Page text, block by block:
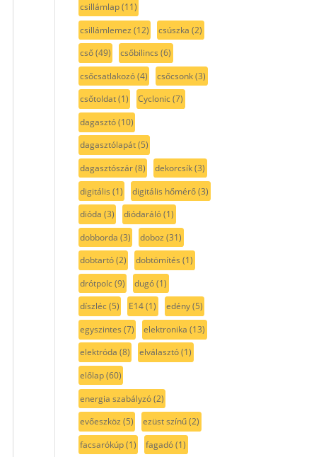
csillámlap(11)
csillámlemez (12) csúszka (2)
cső(49) csőbilincs (6)
csőcsatlakozó(4) csőcsonk(3)
csőtoldat(1) Cyclonic(7)
dagasztó(10)
dagasztólapát(5)
dagasztószár(8) dekorcsík(3)
digitális (1) digitális hőmérő(3)
dióda (3) diódaráló(1)
dobborda (3) doboz (31)
dobtartó(2) dobtömítés (1)
drótpolc(9) dugó(1)
díszléc(5) E14(1) edény(5)
egyszintes (7) elektronika (13)
elektróda (8) elválasztó(1)
előlap(60)
energia szabályzó(2)
evőeszköz (5) ezüst színű(2)
facsarókúp(1) fagadó(1)